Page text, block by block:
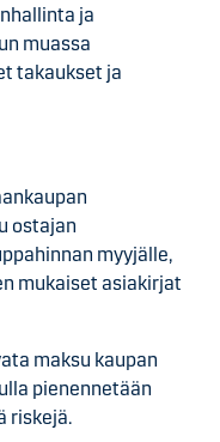
ja
muassa
takaukset ja
ostajan
myyjälle,
mukaiset asiakirjat
maksu kaupan
pienennetään
riskejä.